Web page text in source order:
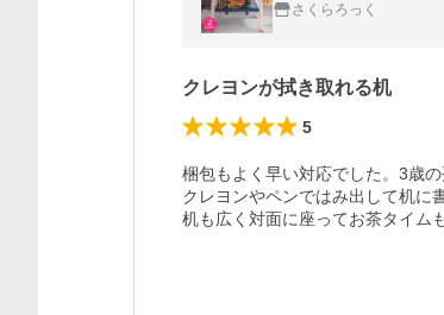
さくらろっく
クレヨンが拭き取れる机
5
梱包もよく早い対応でした。3歳
クレヨンやペンではみ出して机に
机も広く対面に座ってお茶タイム